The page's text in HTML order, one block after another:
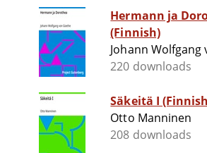
Hermann ja
(Finnish)
Johann Wolfgang
220 downloads
Säkeitä I
Otto Manninen
208 downloads